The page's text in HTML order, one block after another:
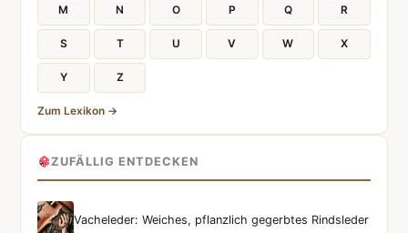
M N O P Q R
S T U V W X
Y Z
Zum Lexikon →
ZUFÄLLIG ENTDECKEN
Vacheleder: Weiches, pflanzlich gegerbtes Rindsleder